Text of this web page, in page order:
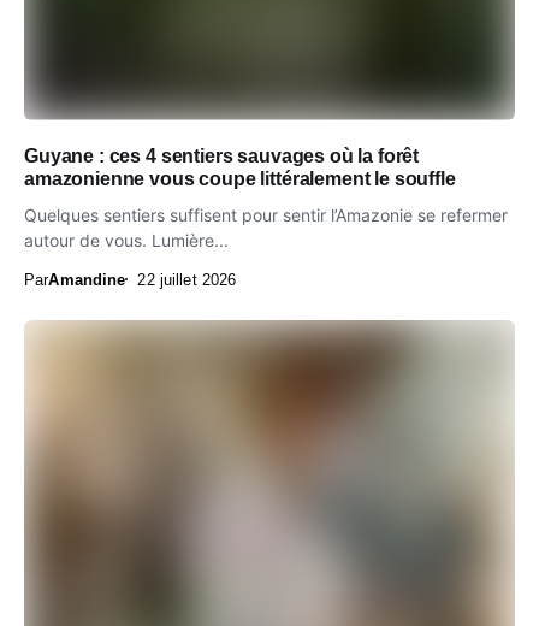
Guyane : ces 4 sentiers sauvages où la forêt
amazonienne vous coupe littéralement le souffle
Quelques sentiers suffisent pour sentir l’Amazonie se refermer
autour de vous. Lumière...
ParAmandine 22 juillet 2026